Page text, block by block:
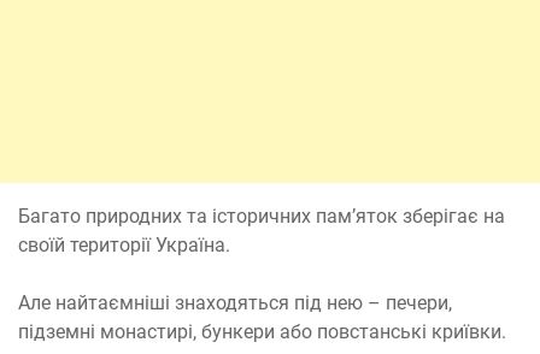
Багато природних та історичних пам’яток зберігає на
своїй території Україна.
Але найтаємніші знаходяться під нею – печери,
підземні монастирі, бункери або повстанські криївки.